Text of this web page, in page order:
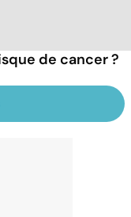
de cancer ?